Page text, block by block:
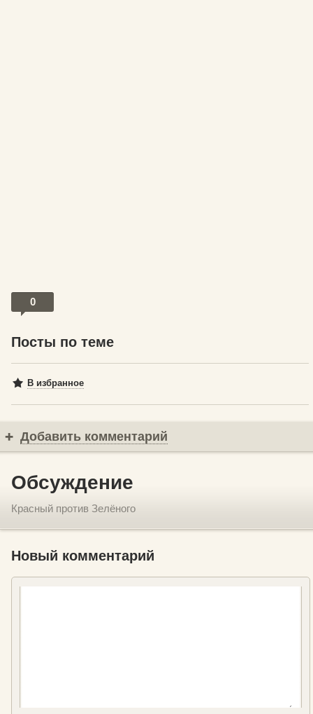
0
Посты по теме
В избранное
Добавить комментарий
Обсуждение
Красный против Зелёного
Новый комментарий